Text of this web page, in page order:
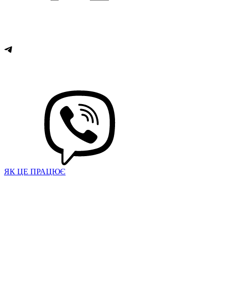
ЯК ЦЕ ПРАЦЮЄ